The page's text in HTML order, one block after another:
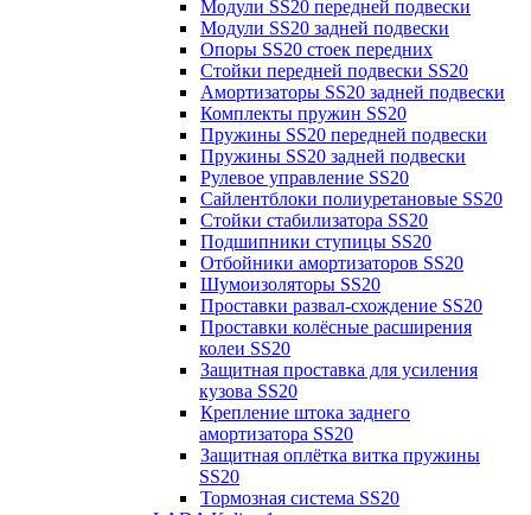
Модули SS20 передней подвески
Модули SS20 задней подвески
Опоры SS20 стоек передних
Стойки передней подвески SS20
Амортизаторы SS20 задней подвески
Комплекты пружин SS20
Пружины SS20 передней подвески
Пружины SS20 задней подвески
Рулевое управление SS20
Сайлентблоки полиуретановые SS20
Стойки стабилизатора SS20
Подшипники ступицы SS20
Отбойники амортизаторов SS20
Шумоизоляторы SS20
Проставки развал-схождение SS20
Проставки колёсные расширения
колеи SS20
Защитная проставка для усиления
кузова SS20
Крепление штока заднего
амортизатора SS20
Защитная оплётка витка пружины
SS20
Тормозная система SS20